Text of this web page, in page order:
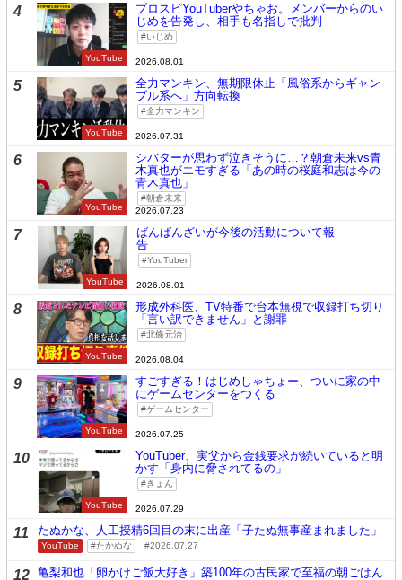
4
YouTube
プロスピYouTuberやちゃお。メンバーからのい
じめを告発し、相手も名指しで批判
いじめ
2026.08.01
5
YouTube
全力マンキン、無期限休止「風俗系からギャン
ブル系へ」方向転換
全力マンキン
2026.07.31
6
YouTube
シバターが思わず泣きそうに…？朝倉未来vs青
木真也がエモすぎる「あの時の桜庭和志は今の
青木真也」
朝倉未来
2026.07.23
7
YouTube
ばんばんざいが今後の活動について報
告
YouTuber
2026.08.01
8
YouTube
形成外科医、TV特番で台本無視で収録打ち切り
「言い訳できません」と謝罪
北條元治
2026.08.04
9
YouTube
すごすぎる！はじめしゃちょー、ついに家の中
にゲームセンターをつくる
ゲームセンター
2026.07.25
10
YouTube
YouTuber、実父から金銭要求が続いていると明
かす「身内に脅されてるの」
きょん
2026.07.29
11 たぬかな、人工授精6回目の末に出産「子たぬ無事産まれました」
YouTube たかぬな 2026.07.27
12 亀梨和也「卵かけご飯大好き」築100年の古民家で至福の朝ごはん